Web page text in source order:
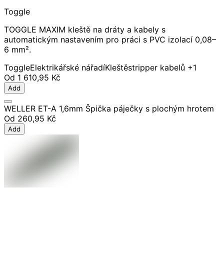
Toggle
TOGGLE MAXIM kleště na dráty a kabely s
automatickým nastavením pro práci s PVC izolací 0,08–
6 mm².
ToggleElektrikářské nářadíKleštěstripper kabelů +1
Od 1 610,95 Kč
Add
WELLER ET-A 1,6mm Špička páječky s plochým hrotem
Od 260,95 Kč
Add